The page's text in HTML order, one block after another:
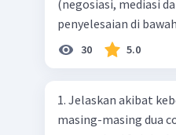
(negosiasi, mediasi
penyelesaian di
paling efektif, berilah
30 5.0
1. Jelaskan akibat
masing-masing dua